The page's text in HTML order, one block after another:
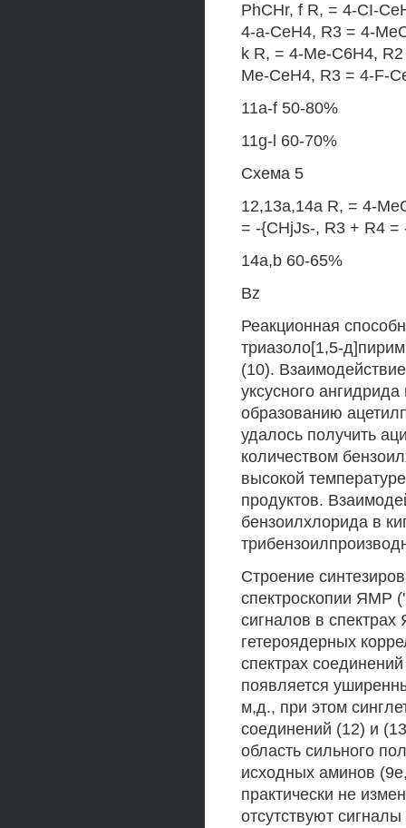
PhCHr, f R, = 4-CI-
4-a-CeH4, R3 = 4-
k R, = 4-Me-C6H4,
Me-CeH4, R3 = 4-F-
11a-f 50-80%
11g-l 60-70%
Схема 5
12,13a,14a R, = 4-
= -{CHjJs-, R3 + R4 =
14a,b 60-65%
Bz
Реакционная
триазоло[1,5-
(10).
уксусного
образованию
удалось получить
количеством
высокой
продуктов.
бензоилхлорида в
Строение
спектроскопии ЯМР
сигналов в
гетероядерных
спектрах
появляется
м,д., при этом
соединений (12) и
область сильного
исходных аминов
практически не
отсутствуют